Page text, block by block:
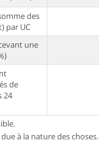
des
par UC
une
de
24
à la nature des choses.